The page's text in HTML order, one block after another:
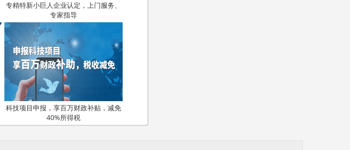
专精特新小巨人企业认定，上门服务、
专家指导
科技项目申报，享百万财政补贴，减免
40%所得税